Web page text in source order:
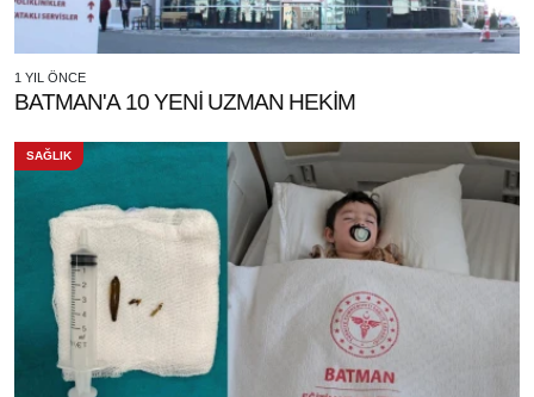
1 YIL ÖNCE
BATMAN'A 10 YENİ UZMAN HEKİM
SAĞLIK